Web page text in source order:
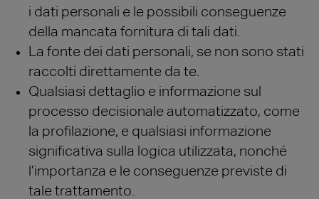
i dati personali e le possibili conseguenze
della mancata fornitura di tali dati.
La fonte dei dati personali, se non sono stati
raccolti direttamente da te.
Qualsiasi dettaglio e informazione sul
processo decisionale automatizzato, come
la profilazione, e qualsiasi informazione
significativa sulla logica utilizzata, nonché
l’importanza e le conseguenze previste di
tale trattamento.